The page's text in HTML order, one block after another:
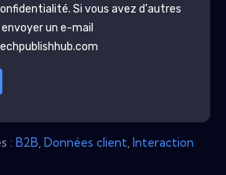
. Si vous avez d'autres
un e-mail
: B2B Données client Interaction